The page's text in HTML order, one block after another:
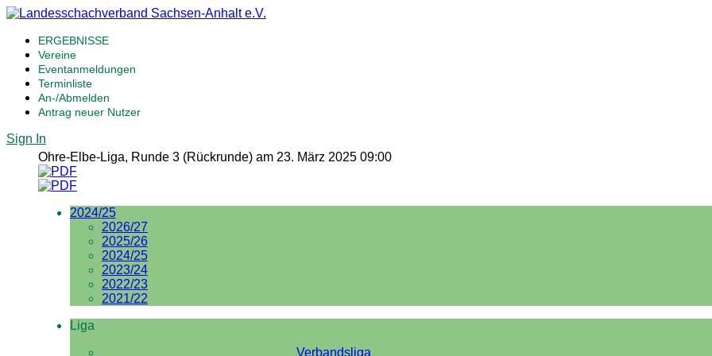
ERGEBNISSE
Vereine
Eventanmeldungen
Terminliste
An-/Abmelden
Antrag neuer Nutzer
Sign In
Ohre-Elbe-Liga, Runde 3 (Rückrunde) am 23. März 2025 09:00
2024/25
2026/27
2025/26
2024/25
2023/24
2022/23
2021/22
Liga
Verbandsliga